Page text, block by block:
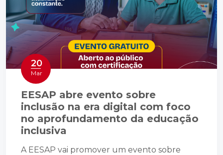
20
Mar
EESAP abre evento sobre
inclusão na era digital com foco
no aprofundamento da educação
inclusiva
A EESAP vai promover um evento sobre